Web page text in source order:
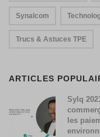
Synalcom
Trucs & Astuces TPE
ARTICLES
Sylq
les